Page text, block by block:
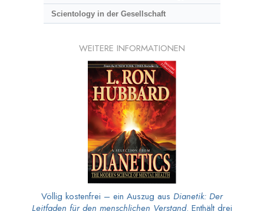
Scientology in der Gesellschaft
WEITERE INFORMATIONEN
Völlig kostenfrei – ein Auszug aus Dianetik: Der
Leitfaden für den menschlichen Verstand. Enthält drei